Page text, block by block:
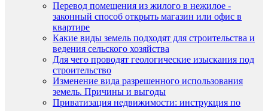
Перевод помещения из жилого в нежилое -
законный способ открыть магазин или офис в
квартире
Какие виды земель подходят для строительства и
ведения сельского хозяйства
Для чего проводят геологические изыскания под
строительство
Изменение вида разрешенного использования
земель. Причины и выгоды
Приватизация недвижимости: инструкция по